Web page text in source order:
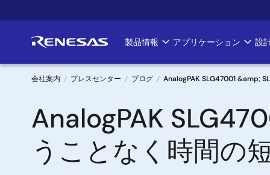
イ
ン
Main
navigation
製品情報 アプリケーション 設
パ
ン
く
会社案内 プレスセンター ブログ AnalogPAK SLG47001 &amp;
AnalogPAK
うことなく時間の